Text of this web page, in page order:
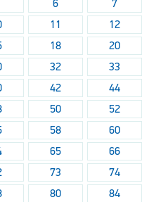
6
7
11
12
18
20
32
33
42
44
50
52
58
60
65
66
73
74
80
84